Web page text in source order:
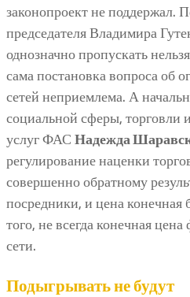
законопроект не поддержал.
председателя Владимира
однозначно пропускать
сама постановка вопроса об
сетей неприемлема. А
социальной сферы, торговли
услуг ФАС Надежда
регулирование наценки
совершенно обратному
посредники, и цена конечная
того, не всегда конечная
сети.
Подыгрывать не будут